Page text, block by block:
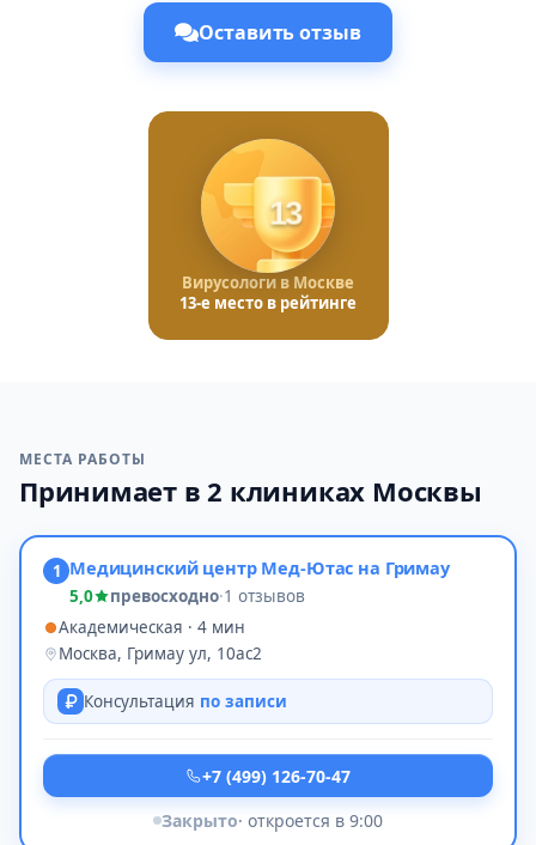
Оставить отзыв
13
Вирусологи в Москве
13-е место в рейтинге
МЕСТА РАБОТЫ
Принимает в 2 клиниках Москвы
1 Медицинский центр Мед-Ютас на Гримау
5,0 превосходно·1 отзывов
Академическая · 4 мин
Москва, Гримау ул, 10ас2
Консультация по записи
+7 (499) 126-70-47
Закрыто· откроется в 9:00